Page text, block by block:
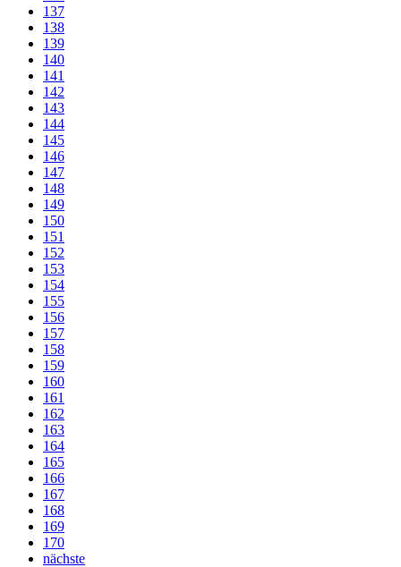
137
138
139
140
141
142
143
144
145
146
147
148
149
150
151
152
153
154
155
156
157
158
159
160
161
162
163
164
165
166
167
168
169
170
nächste